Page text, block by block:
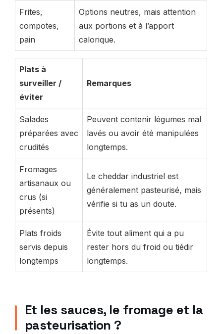
Frites,
compotes,
pain
Options neutres, mais attention
aux portions et à l’apport
calorique.
Plats à
surveiller /
éviter
Remarques
Salades
préparées avec
crudités
Peuvent contenir légumes mal
lavés ou avoir été manipulées
longtemps.
Fromages
artisanaux ou
crus (si
présents)
Le cheddar industriel est
généralement pasteurisé, mais
vérifie si tu as un doute.
Plats froids
servis depuis
longtemps
Évite tout aliment qui a pu
rester hors du froid ou tiédir
longtemps.
Et les sauces, le fromage et la
pasteurisation ?